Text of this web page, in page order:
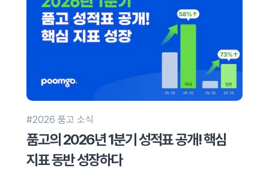
#2026 품고 소식
품고의 2026년 1분기 성적표 공개! 핵심
지표 동반 성장하다